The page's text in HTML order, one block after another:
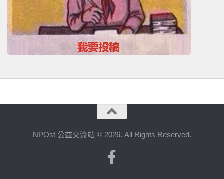
NPOst 公益交流站 © 2026. All Rights Reserved.